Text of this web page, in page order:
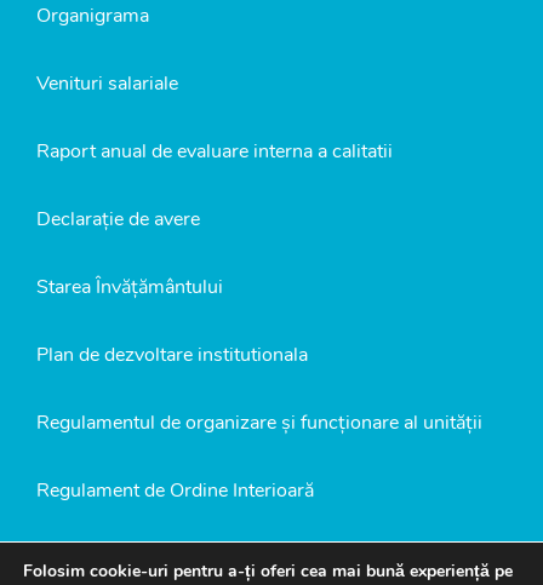
Organigrama
Venituri salariale
Raport anual de evaluare interna a calitatii
Declarație de avere
Starea Învățământului
Plan de dezvoltare institutionala
Regulamentul de organizare și funcționare al unității
Regulament de Ordine Interioară
Politică de confidențialitate
Folosim cookie-uri pentru a-ți oferi cea mai bună experiență pe